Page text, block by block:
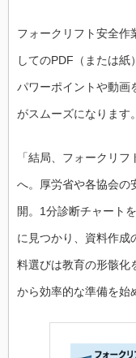
フォークリフト安全作
してのPDF（または紙
パワーポイントや動画
がスムーズになります。
「結局、フォークリ
へ。厚労省や各協会の
開。1分診断チャート
に見つかり、資料作成
料選びは教育の形骸化
から効率的な準備を始